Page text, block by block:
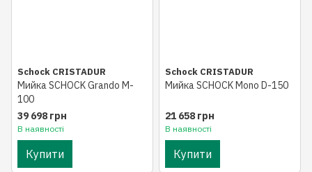
Schock CRISTADUR
Мийка SCHOCK Grando M-
100
39 698 грн
В наявності
Купити
Schock CRISTADUR
Мийка SCHOCK Mono D-150
21 658 грн
В наявності
Купити